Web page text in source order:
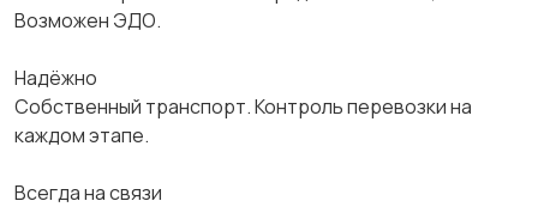
Возможен ЭДО.
Надёжно
Собственный транспорт. Контроль перевозки на
каждом этапе.
Всегда на связи